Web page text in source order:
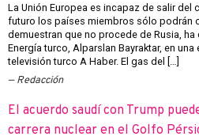
La Unión Europea es incapaz de salir del
futuro los países miembros sólo podrán
demuestran que no procede de Rusia,
Energía turco, Alparslan Bayraktar, en
televisión turco A Haber. El gas del […]
Redacción
El acuerdo saudí con Trump
carrera nuclear en el Golfo